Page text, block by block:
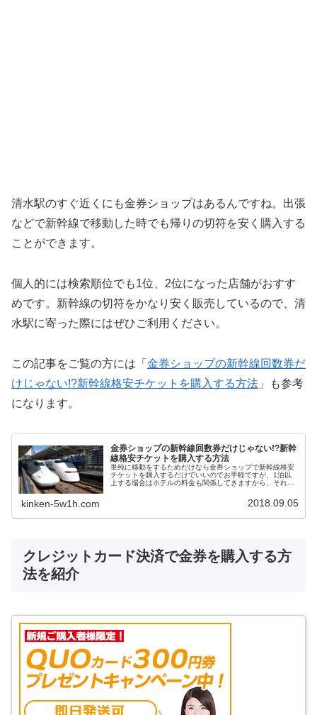
清水駅のすぐ近くにも金券ショップはあるんですね。出張
などで新幹線で移動した時でも帰りの切符を安く購入する
ことができます。
個人的には検索順位でも1位、2位になった店舗がおすす
めです。新幹線の切符をかなり安く販売しているので、清
水駅に寄った際にはぜひご利用ください。
この記事をご覧の方には「 金券ショップの新幹線回数券だ
けじゃない!?新幹線格安チケットを購入する方法 」も参考
になります。
金券ショップの新幹線回数券だけじゃない!?新幹
線格安チケットを購入する方法
単純に移動をするためだけなら金券ショップで新幹線格安
チケットを購入するだけでいいのでお手軽ですが、1泊以
上する場合はホテルの料金も関係してきますから、それぞ
ますよね。そんな時はJR・新幹線+宿泊セットプランとい
kinken-5w1h.com 2018.09.05
クレジットカード決済で金券を購入する方
法を紹介